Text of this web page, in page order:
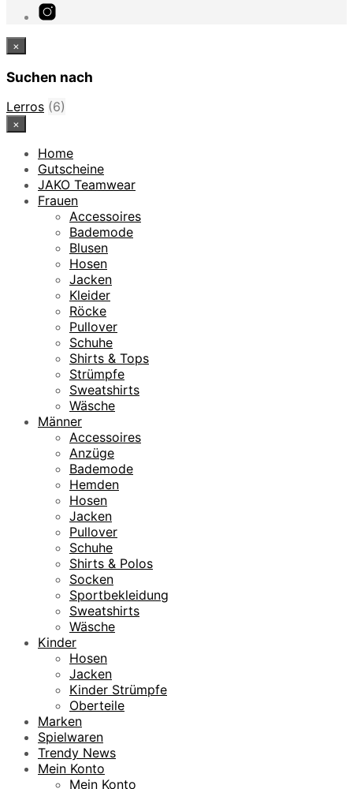
×
Suchen nach
Lerros (6)
×
Home
Gutscheine
JAKO Teamwear
Frauen
Accessoires
Bademode
Blusen
Hosen
Jacken
Kleider
Röcke
Pullover
Schuhe
Shirts & Tops
Strümpfe
Sweatshirts
Wäsche
Männer
Accessoires
Anzüge
Bademode
Hemden
Hosen
Jacken
Pullover
Schuhe
Shirts & Polos
Socken
Sportbekleidung
Sweatshirts
Wäsche
Kinder
Hosen
Jacken
Kinder Strümpfe
Oberteile
Marken
Spielwaren
Trendy News
Mein Konto
Mein Konto